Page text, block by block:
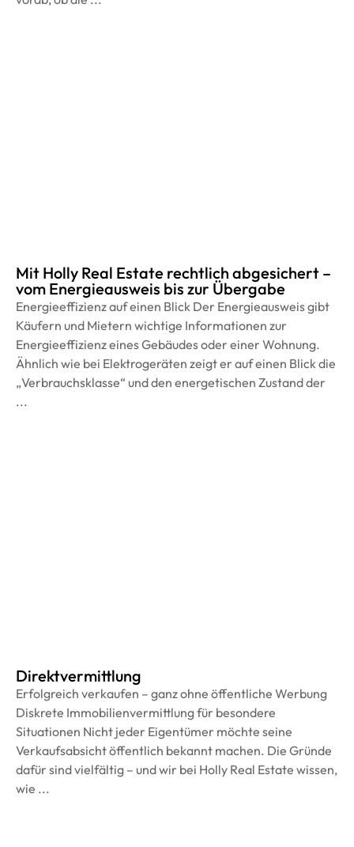
Mit Holly Real Estate rechtlich abgesichert –
vom Energieausweis bis zur Übergabe
Energieeffizienz auf einen Blick Der Energieausweis gibt
Käufern und Mietern wichtige Informationen zur
Energieeffizienz eines Gebäudes oder einer Wohnung.
Ähnlich wie bei Elektrogeräten zeigt er auf einen Blick die
„Verbrauchsklasse“ und den energetischen Zustand der
...
Direktvermittlung
Erfolgreich verkaufen – ganz ohne öffentliche Werbung
Diskrete Immobilienvermittlung für besondere
Situationen Nicht jeder Eigentümer möchte seine
Verkaufsabsicht öffentlich bekannt machen. Die Gründe
dafür sind vielfältig – und wir bei Holly Real Estate wissen,
wie ...